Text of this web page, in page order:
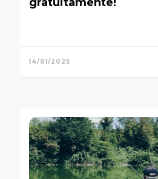
14/01/2025